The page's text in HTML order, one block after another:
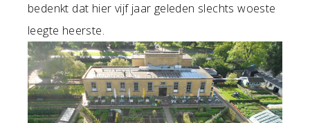
bedenkt dat hier vijf jaar geleden slechts woeste
leegte heerste.